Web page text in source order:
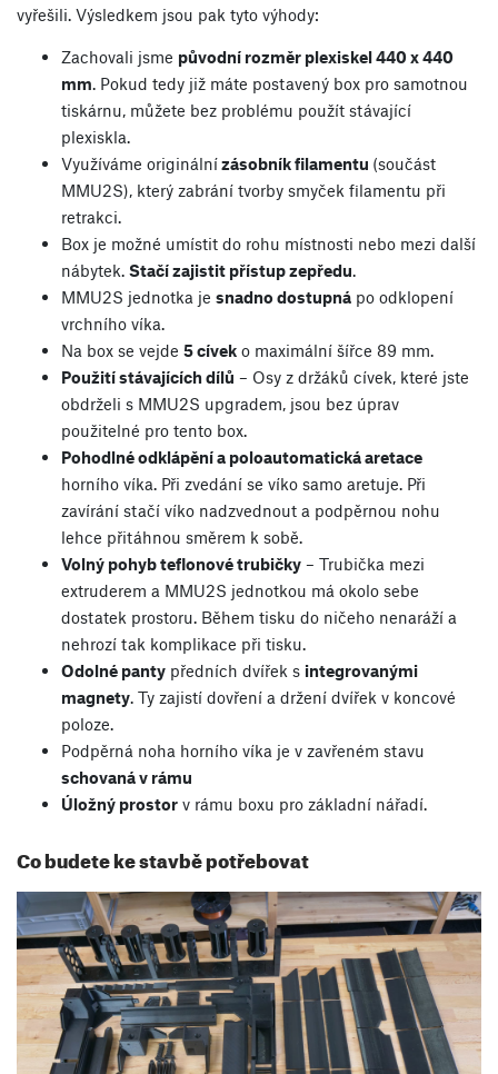
vyřešili. Výsledkem jsou pak tyto výhody:
Zachovali jsme původní rozměr plexiskel 440 x 440
mm. Pokud tedy již máte postavený box pro samotnou
tiskárnu, můžete bez problému použít stávající
plexiskla.
Využíváme originálnízásobník filamentu (součást
MMU2S), který zabrání tvorby smyček filamentu při
retrakci.
Box je možné umístit do rohu místnosti nebo mezi další
nábytek. Stačí zajistit přístup zepředu.
MMU2S jednotka je snadno dostupná po odklopení
vrchního víka.
Na box se vejde 5 cívek o maximální šířce 89 mm.
Použití stávajících dílů – Osy z držáků cívek, které jste
obdrželi s MMU2S upgradem, jsou bez úprav
použitelné pro tento box.
Pohodlné odklápění a poloautomatická aretace
horního víka. Při zvedání se víko samo aretuje. Při
zavírání stačí víko nadzvednout a podpěrnou nohu
lehce přitáhnou směrem k sobě.
Volný pohyb teflonové trubičky – Trubička mezi
extruderem a MMU2S jednotkou má okolo sebe
dostatek prostoru. Během tisku do ničeho nenaráží a
nehrozí tak komplikace při tisku.
Odolné panty předních dvířek s integrovanými
magnety. Ty zajistí dovření a držení dvířek v koncové
poloze.
Podpěrná noha horního víka je v zavřeném stavu
schovaná v rámu
Úložný prostor v rámu boxu pro základní nářadí.
Co budete ke stavbě potřebovat